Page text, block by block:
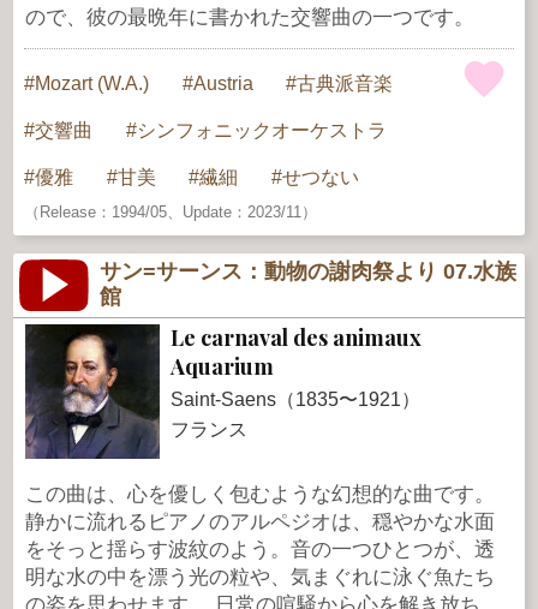
ので、彼の最晩年に書かれた交響曲の一つです。
Mozart (W.A.) Austria 古典派音楽
交響曲 シンフォニックオーケストラ
優雅 甘美 繊細 せつない
（Release：1994/05、Update：2023/11）
サン=サーンス：動物の謝肉祭より 07.水族
館
Le carnaval des animaux
Aquarium
Saint-Saens（1835〜1921）
フランス
この曲は、心を優しく包むような幻想的な曲です。
静かに流れるピアノのアルペジオは、穏やかな水面
をそっと揺らす波紋のよう。音の一つひとつが、透
明な水の中を漂う光の粒や、気まぐれに泳ぐ魚たち
の姿を思わせます。 日常の喧騒から心を解き放ち、